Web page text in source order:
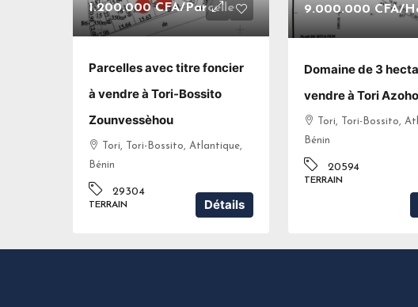
1.200.000 CFA/Parcelle
Parcelles avec titre foncier
à vendre à Tori-Bossito
Zounvessèhou
Tori, Tori-Bossito, Atlantique,
Bénin
29304
TERRAIN Détails
9.000.000 CFA/
Domaine de 3
vendre à Tori
Tori, Tori-Bossito,
Bénin
20594
TERRAIN